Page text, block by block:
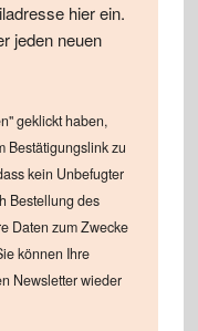
hier ein.
jeden neuen
geklickt haben,
Bestätigungslink zu
kein Unbefugter
Bestellung des
Daten zum Zwecke
können Ihre
Newsletter wieder